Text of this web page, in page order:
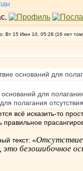
Вт 15 Июн 10, 05:28 (16 лет
оснований для
оснований для
полагания
всё исказить-то
правильное
текст: «Отсутствие
безошибочное